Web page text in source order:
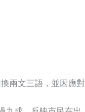
兩文三語，並因應對